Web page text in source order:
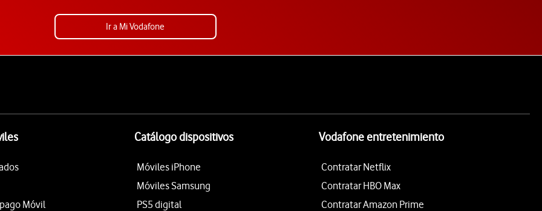
Ir a Mi Vodafone
Móvil
Catálogo dispositivos
Móviles iPhone
Móviles Samsung
PS5 digital
Vodafone entretenimiento
Contratar Netflix
Contratar HBO Max
Contratar Amazon Prime